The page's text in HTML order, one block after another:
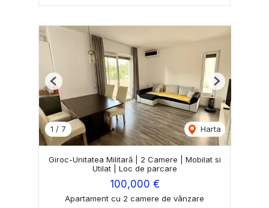
1 / 7 Harta
Previous Next
Giroc-Unitatea Militară | 2 Camere | Mobilat si
Utilat | Loc de parcare
100,000 €
Apartament cu 2 camere de vânzare